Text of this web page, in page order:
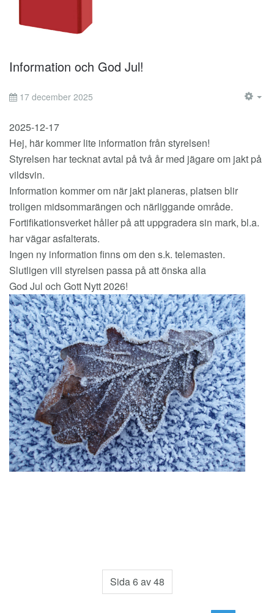
Information och God Jul!
17 december 2025
2025-12-17
Hej, här kommer lite information från styrelsen!
Styrelsen har tecknat avtal på två år med jägare om jakt på
vildsvin.
Information kommer om när jakt planeras, platsen blir
troligen midsommarängen och närliggande område.
Fortifikationsverket håller på att uppgradera sin mark, bl.a.
har vägar asfalterats.
Ingen ny information finns om den s.k. telemasten.
Slutligen vill styrelsen passa på att önska alla
God Jul och Gott Nytt 2026!
Sida 6 av 48